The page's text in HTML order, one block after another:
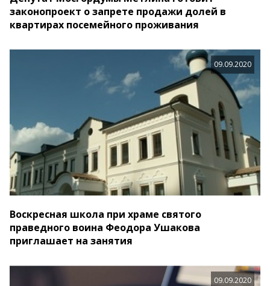
законопроект о запрете продажи долей в
квартирах посемейного проживания
09.09.2020
Воскресная школа при храме святого
праведного воина Феодора Ушакова
приглашает на занятия
09.09.2020